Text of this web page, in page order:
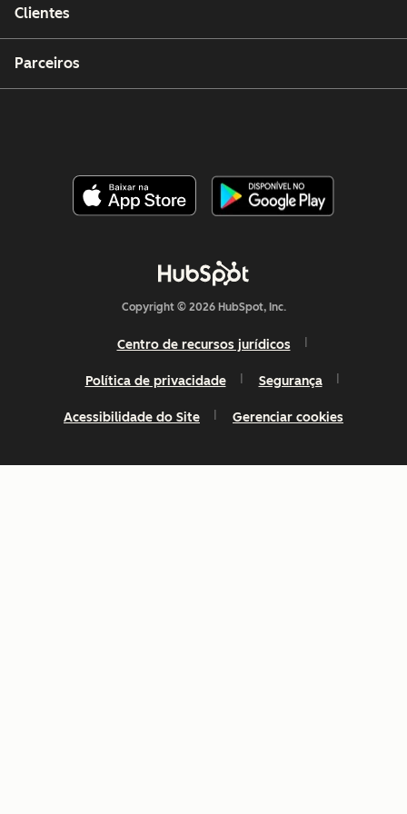
Clientes
Parceiros
Copyright © 2026 HubSpot, Inc.
Centro de recursos jurídicos
Política de privacidade Segurança
Acessibilidade do Site Gerenciar cookies